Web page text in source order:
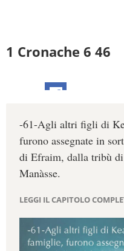
1 Cronache 6 46
-61-Agli altri figli di
furono assegnate in
di Efraim, dalla tribù
Manàsse.
LEGGI IL CAPITOLO